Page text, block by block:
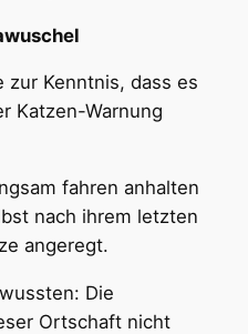
zur Kenntnis, dass es
Katzen-Warnung
fahren anhalten
nach ihrem letzten
angeregt.
Die
Ortschaft nicht